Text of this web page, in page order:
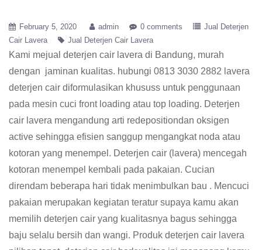
February 5, 2020 admin 0 comments
Jual Deterjen
Cair Lavera
Jual Deterjen Cair Lavera
Kami mejual deterjen cair lavera di Bandung, murah
dengan jaminan kualitas. hubungi 0813 3030 2882 lavera
deterjen cair diformulasikan khususs untuk penggunaan
pada mesin cuci front loading atau top loading. Deterjen
cair lavera mengandung arti redepositiondan oksigen
active sehingga efisien sanggup mengangkat noda atau
kotoran yang menempel. Deterjen cair (lavera) mencegah
kotoran menempel kembali pada pakaian. Cucian
direndam beberapa hari tidak menimbulkan bau . Mencuci
pakaian merupakan kegiatan teratur supaya kamu akan
memilih deterjen cair yang kualitasnya bagus sehingga
baju selalu bersih dan wangi. Produk deterjen cair lavera